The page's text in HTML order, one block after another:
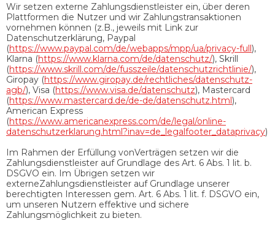
Wir setzen externe Zahlungsdienstleister ein, über deren
Plattformen die Nutzer und wir Zahlungstransaktionen
vornehmen können (z.B., jeweils mit Link zur
Datenschutzerklärung, Paypal
(https://www.paypal.com/de/webapps/mpp/ua/privacy-full),
Klarna (https://www.klarna.com/de/datenschutz/), Skrill
(https://www.skrill.com/de/fusszeile/datenschutzrichtlinie/),
Giropay (https://www.giropay.de/rechtliches/datenschutz-
agb/), Visa (https://www.visa.de/datenschutz), Mastercard
(https://www.mastercard.de/de-de/datenschutz.html),
American Express
(https://www.americanexpress.com/de/legal/online-
datenschutzerklarung.html?inav=de_legalfooter_dataprivacy)
Im Rahmen der Erfüllung vonVerträgen setzen wir die
Zahlungsdienstleister auf Grundlage des Art. 6 Abs. 1 lit. b.
DSGVO ein. Im Übrigen setzen wir
externeZahlungsdienstleister auf Grundlage unserer
berechtigten Interessen gem. Art. 6 Abs. 1 lit. f. DSGVO ein,
um unseren Nutzern effektive und sichere
Zahlungsmöglichkeit zu bieten.